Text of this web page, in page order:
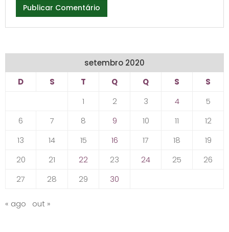
setembro 2020
D
S T Q Q S
S
1
2 3 4
5
6
7 8 9 10 11
12
13
14 15 16 17 18
19
20
21 22 23 24 25
26
27
28 29 30
« ago out »